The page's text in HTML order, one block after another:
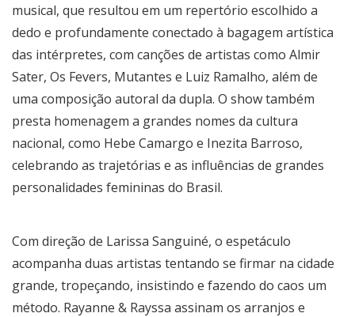
musical, que resultou em um repertório escolhido a
dedo e profundamente conectado à bagagem artística
das intérpretes, com canções de artistas como Almir
Sater, Os Fevers, Mutantes e Luiz Ramalho, além de
uma composição autoral da dupla. O show também
presta homenagem a grandes nomes da cultura
nacional, como Hebe Camargo e Inezita Barroso,
celebrando as trajetórias e as influências de grandes
personalidades femininas do Brasil.
Com direção de Larissa Sanguiné, o espetáculo
acompanha duas artistas tentando se firmar na cidade
grande, tropeçando, insistindo e fazendo do caos um
método. Rayanne & Rayssa assinam os arranjos e